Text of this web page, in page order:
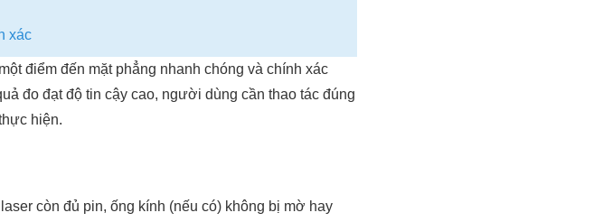
xác
điểm đến mặt phẳng nhanh chóng và chính xác
đo đạt độ tin cậy cao, người dùng cần thao tác đúng
hiện.
còn đủ pin, ống kính (nếu có) không bị mờ hay